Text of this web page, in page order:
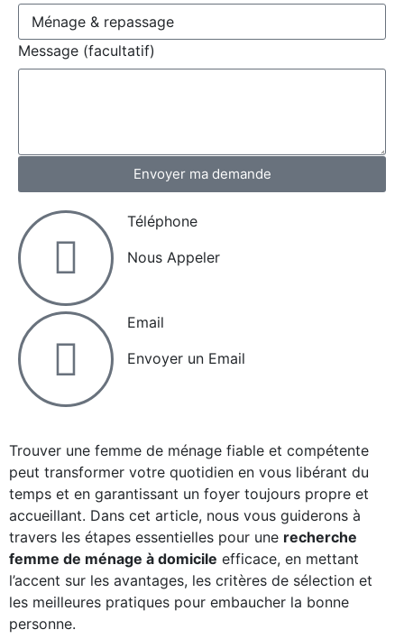
Trouver une femme de ménage fiable et compétente
peut transformer votre quotidien en vous libérant du
temps et en garantissant un foyer toujours propre et
accueillant. Dans cet article, nous vous guiderons à
travers les étapes essentielles pour une recherche
femme de ménage à domicile efficace, en mettant
l’accent sur les avantages, les critères de sélection et
les meilleures pratiques pour embaucher la bonne
personne.
Message (facultatif)
Envoyer ma demande
Téléphone
Nous Appeler
Email
Envoyer un Email